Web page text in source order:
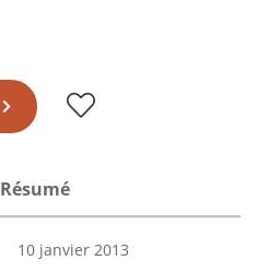
Résumé
10 janvier 2013